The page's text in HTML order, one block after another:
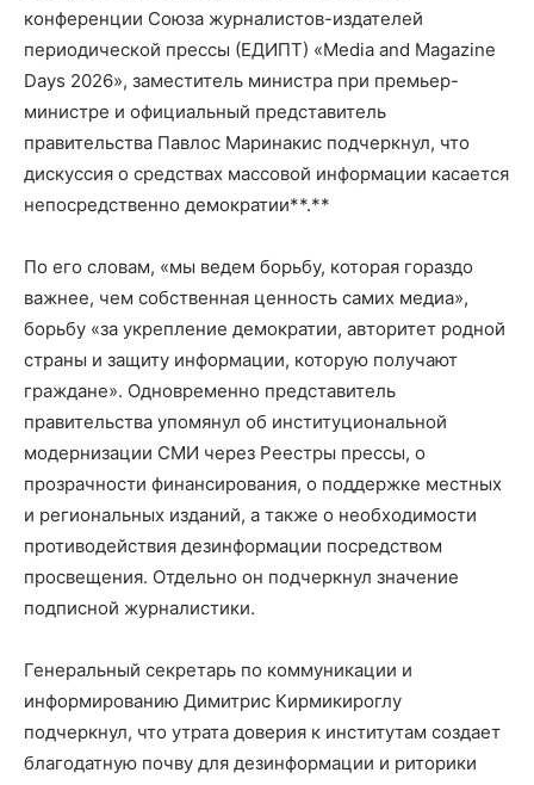
конференции Союза журналистов-издателей
периодической прессы (ЕДИПТ) «Media and Magazine
Days 2026», заместитель министра при премьер-
министре и официальный представитель
правительства Павлос Маринакис подчеркнул, что
дискуссия о средствах массовой информации касается
непосредственно демократии**.**
По его словам, «мы ведем борьбу, которая гораздо
важнее, чем собственная ценность самих медиа»,
борьбу «за укрепление демократии, авторитет родной
страны и защиту информации, которую получают
граждане». Одновременно представитель
правительства упомянул об институциональной
модернизации СМИ через Реестры прессы, о
прозрачности финансирования, о поддержке местных
и региональных изданий, а также о необходимости
противодействия дезинформации посредством
просвещения. Отдельно он подчеркнул значение
подписной журналистики.
Генеральный секретарь по коммуникации и
информированию Димитрис Кирмикироглу
подчеркнул, что утрата доверия к институтам создает
благодатную почву для дезинформации и риторики